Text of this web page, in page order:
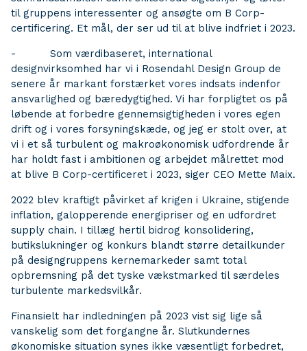
til gruppens interessenter og ansøgte om B Corp-
certificering. Et mål, der ser ud til at blive indfriet i 2023.
- Som værdibaseret, international
designvirksomhed har vi i Rosendahl Design Group de
senere år markant forstærket vores indsats indenfor
ansvarlighed og bæredygtighed. Vi har forpligtet os på
løbende at forbedre gennemsigtigheden i vores egen
drift og i vores forsyningskæde, og jeg er stolt over, at
vi i et så turbulent og makroøkonomisk udfordrende år
har holdt fast i ambitionen og arbejdet målrettet mod
at blive B Corp-certificeret i 2023, siger CEO Mette Maix.
2022 blev kraftigt påvirket af krigen i Ukraine, stigende
inflation, galopperende energipriser og en udfordret
supply chain. I tillæg hertil bidrog konsolidering,
butikslukninger og konkurs blandt større detailkunder
på designgruppens kernemarkeder samt total
opbremsning på det tyske vækstmarked til særdeles
turbulente markedsvilkår.
Finansielt har indledningen på 2023 vist sig lige så
vanskelig som det forgangne år. Slutkundernes
økonomiske situation synes ikke væsentligt forbedret,